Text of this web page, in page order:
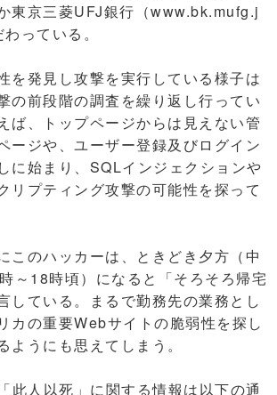
東京三菱UFJ銀行（www.bk.mufg.j
っている。
を発見し攻撃を実行している様子は
の前段階の調査を繰り返し行ってい
ば、トップページからは見えない管
ージや、ユーザー登録及びログイン
に始まり、SQLインジェクションや
リプティング攻撃の可能性を探って
このハッカーは、ときどき夕方（中
～18時頃）になると「そろそろ帰宅
している。まるで勤務先の業務とし
カの重要Webサイトの脆弱性を探し
ようにも思えてしまう。
此人以死」に関する情報は以下の通